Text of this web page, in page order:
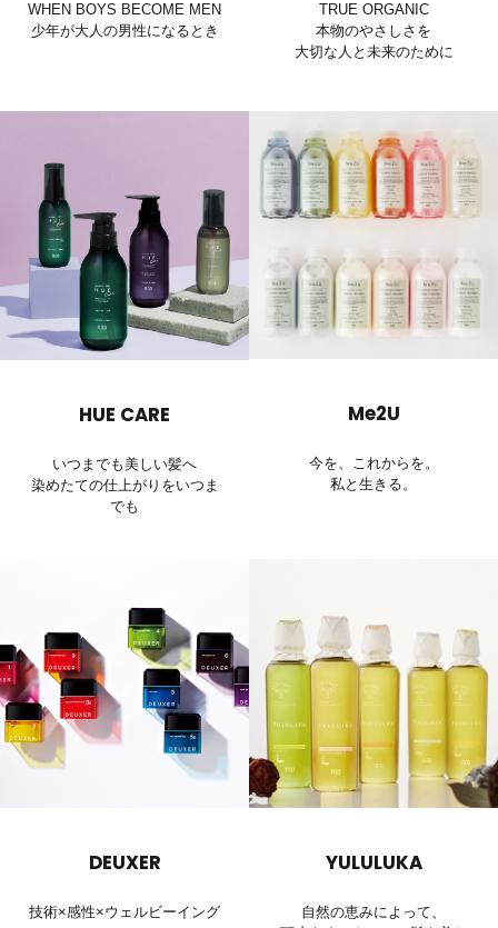
WHEN BOYS BECOME MEN
少年が大人の男性になるとき
TRUE ORGANIC
本物のやさしさを
大切な人と未来のために
HUE CARE
いつまでも美しい髪へ
染めたての仕上がりをいつま
でも
Me2U
今を、これからを。
私と生きる。
DEUXER
技術×感性×ウェルビーイング
YULULUKA
自然の恵みによって、